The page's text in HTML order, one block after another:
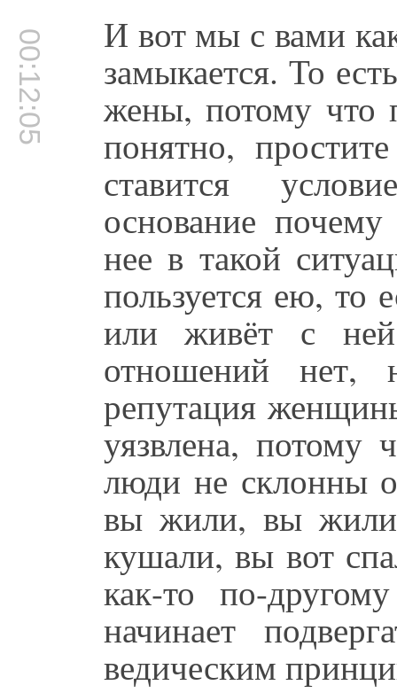
00:12:05 И вот мы с вами
замыкается. То
жены, потому что
понятно,
ставится
основание
нее в такой
пользуется ею, то
или живёт с
отношений нет,
репутация
уязвлена, потому
люди не склонны
вы жили, вы жили
кушали, вы вот
как-то по-
начинает
ведическим